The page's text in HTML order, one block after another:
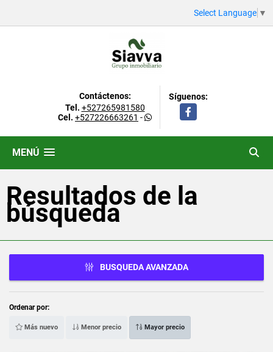
Select Language ▼
Contáctenos:
Tel. +527265981580
Cel. +527226663261 -
Síguenos:
Facebook
MENÚ
Resultados de la
búsqueda
BUSQUEDA AVANZADA
Ordenar por:
Más nuevo Menor precio Mayor precio